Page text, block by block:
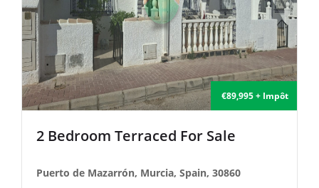
€135,000 + Impôt
2 Bedroom Semi-Detached For Sale
Puerto de Mazarrón, Murcia, Spain, 30860